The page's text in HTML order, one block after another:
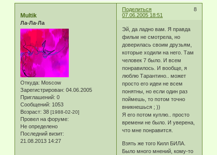
Поделиться
8
07.06.2005 18:51
Multik
Ла-Ла-Ла
Откуда: Moscow
Зарегистрирован: 04.06.2005
Приглашений: 0
Сообщений: 1053
Возраст: 38 [1988-02-20]
Провел на форуме:
Не определено
Последний визит:
21.08.2013 14:27
Эй, да ладно вам. Я правда
фильм не смотрела, но
доверилась своим друзьям,
которые ходили на него. Там
человек 7 было. И всем
понравилось. И вообще, я
люблю Тарантино.. может
просто его идеи не всем
понятны, но если один раз
поймешь, то потом точно
вникнешься ; ))
Я его потом куплю.. просто
времени не было. И уверена,
что мне понравится.
Взять же того Килл БИЛА.
Было много мнений, кому-то